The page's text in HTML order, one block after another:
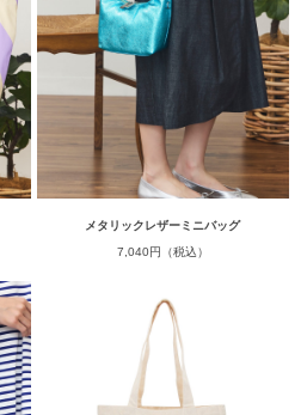
メタリックレザーミニバッグ
7,040円（税込）